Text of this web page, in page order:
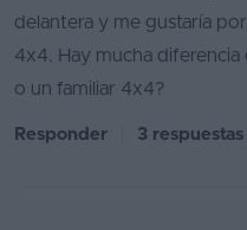
delantera y me gustaría
4x4. Hay mucha
o un familiar 4x4?
Responder 3 respuestas